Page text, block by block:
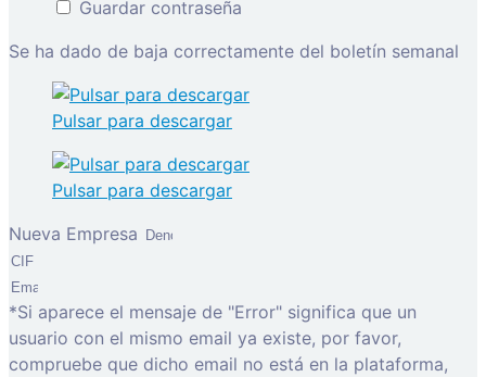
Guardar contraseña
Se ha dado de baja correctamente del boletín semanal
Pulsar para descargar
Pulsar para descargar
Nueva Empresa
*Si aparece el mensaje de "Error" significa que un
usuario con el mismo email ya existe, por favor,
compruebe que dicho email no está en la plataforma,